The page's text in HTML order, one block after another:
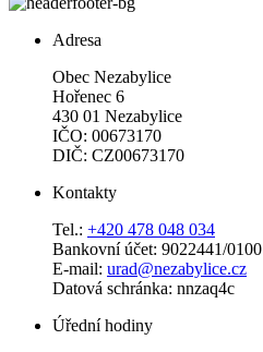
Adresa
Obec Nezabylice
Hořenec 6
430 01 Nezabylice
IČO: 00673170
DIČ: CZ00673170
Kontakty
Tel.: +420 478 048 034
Bankovní účet: 9022441/0100
E-mail: urad@nezabylice.cz
Datová schránka: nnzaq4c
Úřední hodiny